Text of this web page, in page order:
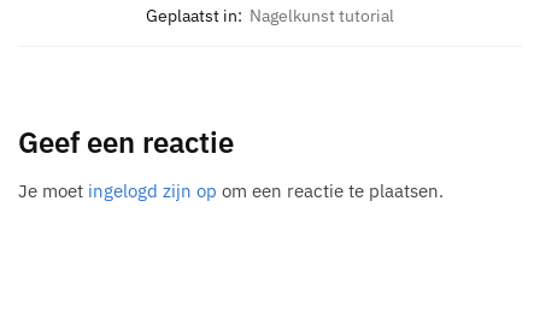
Geplaatst in: Nagelkunst tutorial
Geef een reactie
Je moet ingelogd zijn op om een reactie te plaatsen.